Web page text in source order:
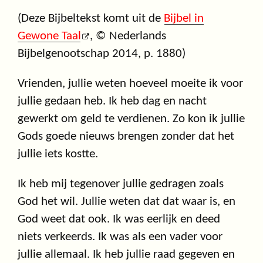
(Deze Bijbeltekst komt uit de Bijbel in
Gewone Taal
, © Nederlands
Bijbelgenootschap 2014, p. 1880)
Vrienden, jullie weten hoeveel moeite ik voor
jullie gedaan heb. Ik heb dag en nacht
gewerkt om geld te verdienen. Zo kon ik jullie
Gods goede nieuws brengen zonder dat het
jullie iets kostte.
Ik heb mij tegenover jullie gedragen zoals
God het wil. Jullie weten dat dat waar is, en
God weet dat ook. Ik was eerlijk en deed
niets verkeerds. Ik was als een vader voor
jullie allemaal. Ik heb jullie raad gegeven en